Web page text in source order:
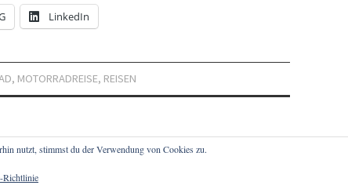
LinkedIn
, MOTORRADREISE, REISEN
ALLE RECHTE VORBEHALTEN.
nutzt, stimmst du der Verwendung von Cookies zu.
Richtlinie